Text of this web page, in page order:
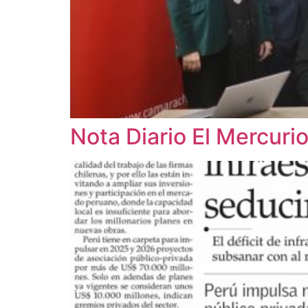
Nota Diario El Mercurio